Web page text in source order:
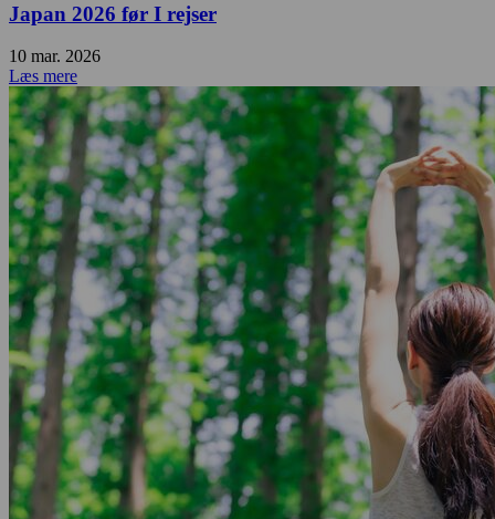
Japan 2026 før I rejser
10 mar. 2026
Læs mere